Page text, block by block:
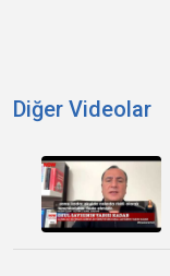
Diğer Videolar